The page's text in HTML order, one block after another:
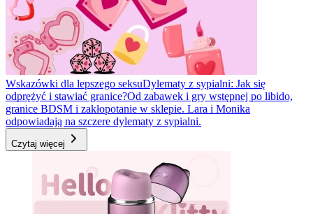
Wskazówki dla lepszego seksuDylematy z sypialni: Jak się
odprężyć i stawiać granice?Od zabawek i gry wstępnej po libido,
granice BDSM i zakłopotanie w sklepie. Lara i Monika
odpowiadają na szczere dylematy z sypialni.
Czytaj więcej